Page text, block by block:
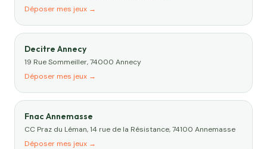
Déposer mes jeux →
Decitre Annecy
19 Rue Sommeiller, 74000 Annecy
Déposer mes jeux →
Fnac Annemasse
CC Praz du Léman, 14 rue de la Résistance, 74100 Annemasse
Déposer mes jeux →